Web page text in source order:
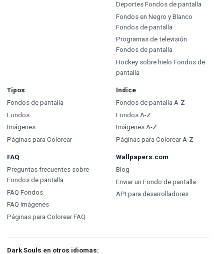
Deportes Fondos de pantalla
Fondos en Negro y Blanco
Fondos de pantalla
Programas de televisión
Fondos de pantalla
Hockey sobre hielo Fondos de
pantalla
Tipos
Fondos de pantalla
Fondos
Imágenes
Páginas para Colorear
Índice
Fondos de pantalla A-Z
Fondos A-Z
Imágenes A-Z
Páginas para Colorear A-Z
FAQ
Preguntas frecuentes sobre
Fondos de pantalla
FAQ Fondos
FAQ Imágenes
Páginas para Colorear FAQ
Wallpapers.com
Blog
Enviar un Fondo de pantalla
API para desarrolladores
Dark Souls en otros idiomas: